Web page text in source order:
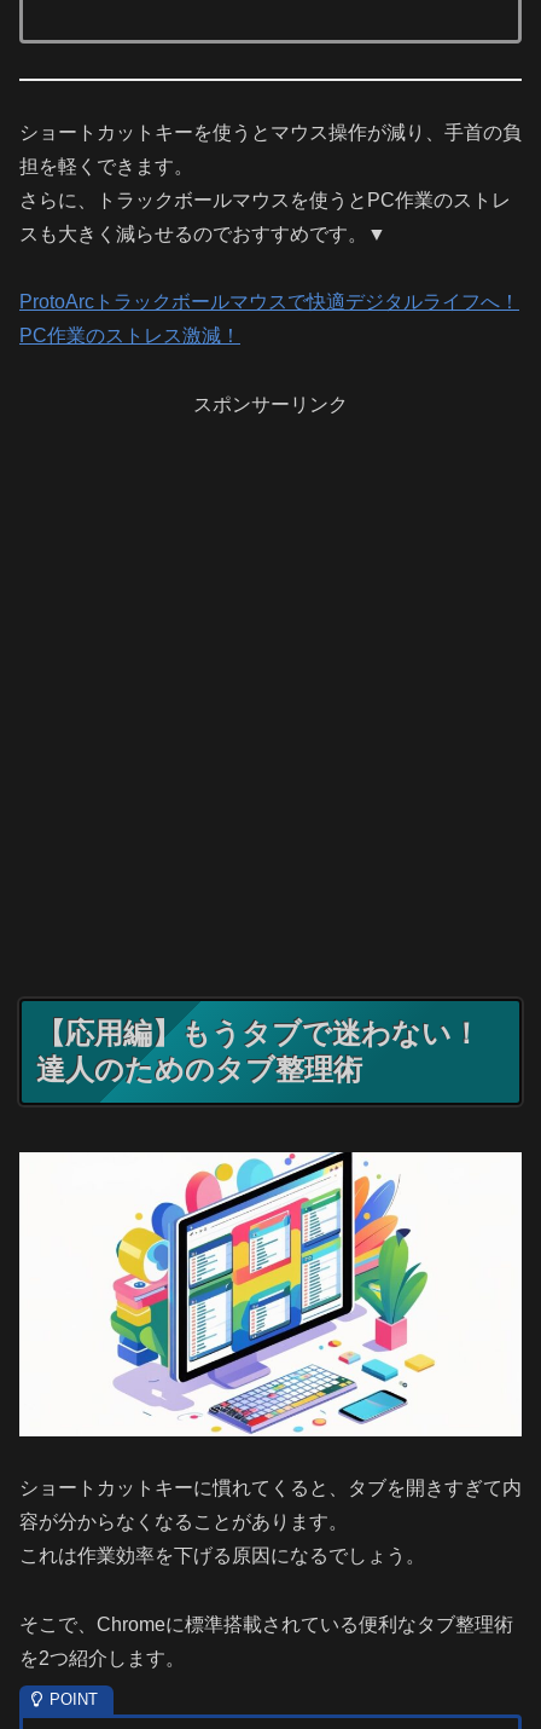
ショートカットキーを使うとマウス操作が減り、手首の負
担を軽くできます。
さらに、トラックボールマウスを使うとPC作業のストレ
スも大きく減らせるのでおすすめです。▼
ProtoArcトラックボールマウスで快適デジタルライフへ！
PC作業のストレス激減！
スポンサーリンク
【応用編】もうタブで迷わない！
達人のためのタブ整理術
ショートカットキーに慣れてくると、タブを開きすぎて内
容が分からなくなることがあります。
これは作業効率を下げる原因になるでしょう。
そこで、Chromeに標準搭載されている便利なタブ整理術
を2つ紹介します。